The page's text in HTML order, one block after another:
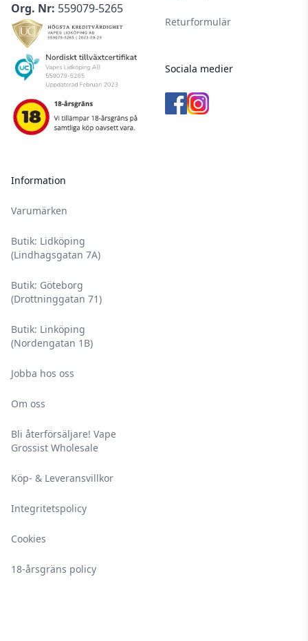
Org. Nr: 559079-5265
Information
Varumärken
Butik: Lidköping
(Lindhagsgatan 7A)
Butik: Göteborg
(Drottninggatan 71)
Butik: Linköping
(Nordengatan 1B)
Jobba hos oss
Om oss
Bli återförsäljare! Vape
Grossist Wholesale
Köp- & Leveransvillkor
Integritetspolicy
Cookies
18-årsgräns policy
Returformulär
Sociala medier